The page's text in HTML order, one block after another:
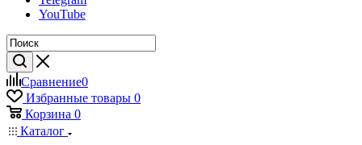
YouTube
Сравнение0
Избранные товары 0
Корзина 0
Каталог